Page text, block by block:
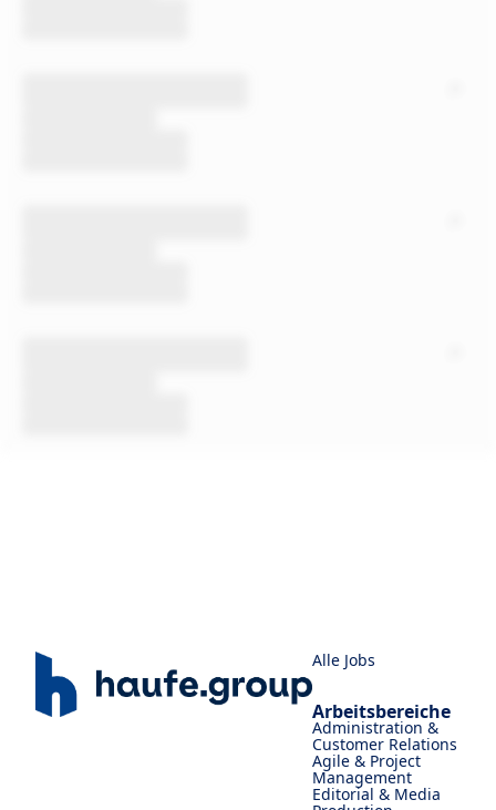
Alle Jobs
Arbeitsbereiche
Administration &
Customer Relations
Agile & Project
Management
Editorial & Media